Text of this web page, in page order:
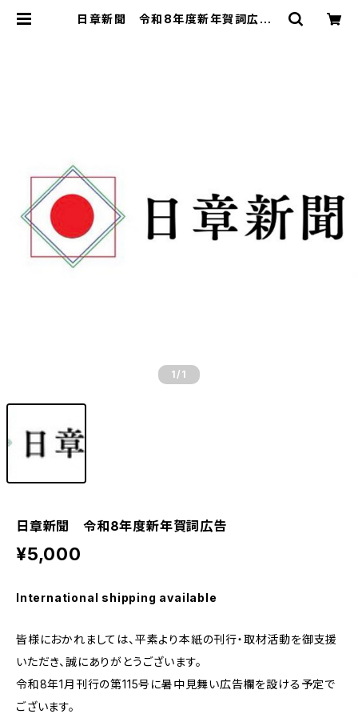
日章新聞 令和8年度新年賀詞広告 |
1 /1
日章新聞 令和8年度新年賀詞広告
¥5,000
International shipping available
皆様におかれましては、平素より本紙の刊行・取材活動を御支援
いただき、誠にありがとうございます。
令和8年1月刊行の第115号に暑中見舞い広告欄を設ける予定で
ございます。